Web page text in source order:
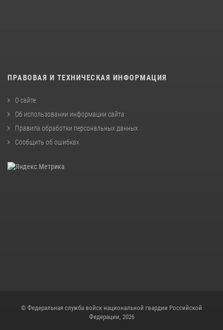
ПРАВОВАЯ И ТЕХНИЧЕСКАЯ ИНФОРМАЦИЯ
О сайте
Об использовании информации сайта
Правила обработки персональных данных
Сообщить об ошибках
© Федеральная служба войск национальной гвардии Российской
Федерации, 2026